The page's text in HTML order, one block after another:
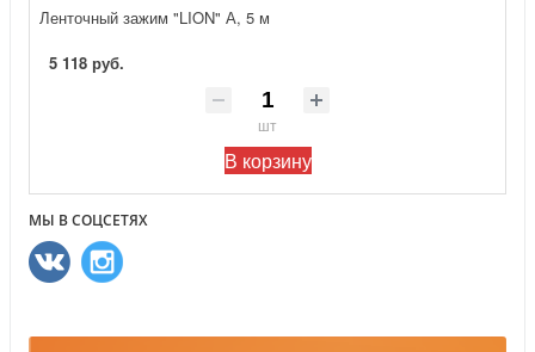
Ленточный зажим "LION" А, 5 м
5 118 руб.
шт
В корзину
МЫ В СОЦСЕТЯХ